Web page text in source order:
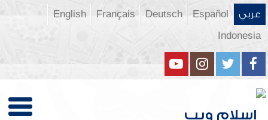
عربي Español
Deutsch
Français
English
Indonesia